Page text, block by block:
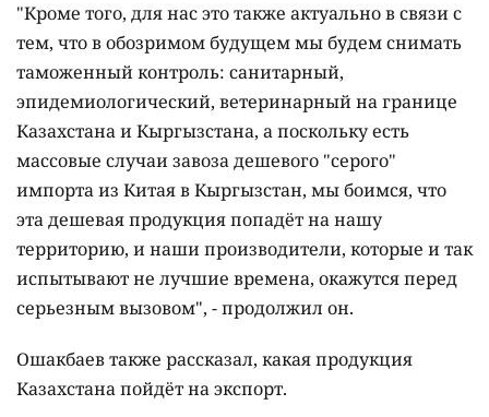
"Кроме того, для нас это также актуально в связи с
тем, что в обозримом будущем мы будем снимать
таможенный контроль: санитарный,
эпидемиологический, ветеринарный на границе
Казахстана и Кыргызстана, а поскольку есть
массовые случаи завоза дешевого "серого"
импорта из Китая в Кыргызстан, мы боимся, что
эта дешевая продукция попадёт на нашу
территорию, и наши производители, которые и так
испытывают не лучшие времена, окажутся перед
серьезным вызовом", - продолжил он.
Ошакбаев также рассказал, какая продукция
Казахстана пойдёт на экспорт.